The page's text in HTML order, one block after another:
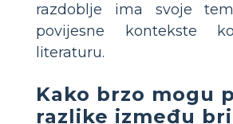
razdoblje ima svoje
povijesne kontekste
literaturu.
Kako brzo mogu
razlike između